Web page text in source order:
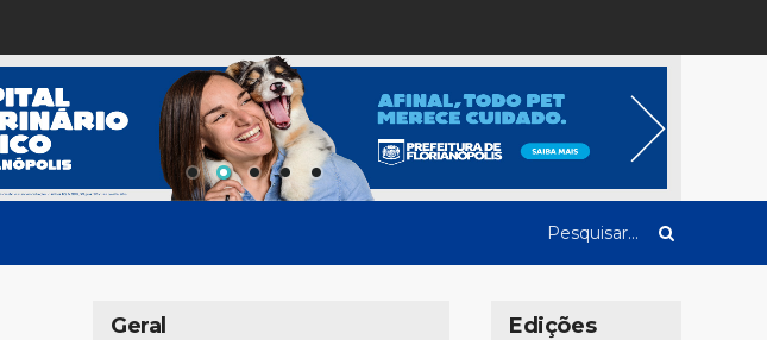
Geral Edições